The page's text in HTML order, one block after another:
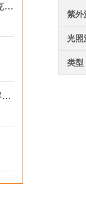
2026 年氙灯老化试验箱排行榜：攻克温控失准、数据无效等行业难题
德瑞DR-H508-X砂尘试验箱厂家：解决尘量不均标定偏差2026选型标准
紫外
光照
类型